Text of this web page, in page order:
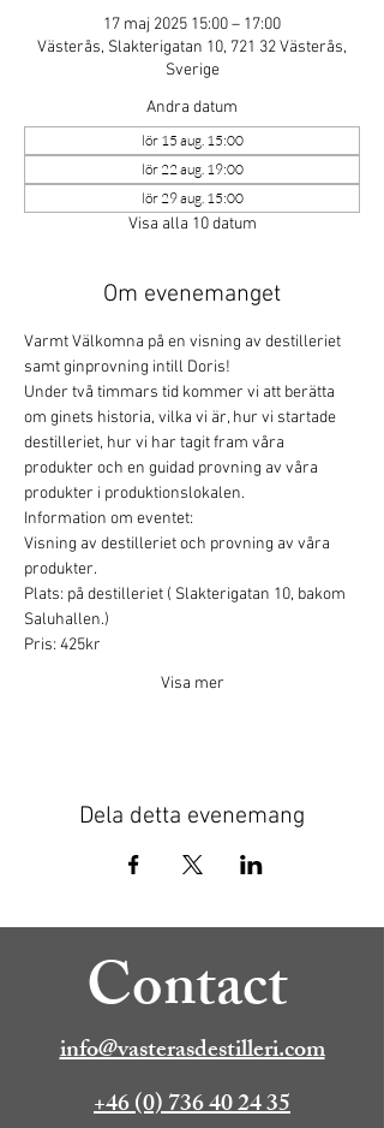
17 maj 2025 15:00 – 17:00
Västerås, Slakterigatan 10, 721 32 Västerås,
Sverige
Andra datum
lör 15 aug. 15:00
lör 22 aug. 19:00
lör 29 aug. 15:00
Visa alla 10 datum
Om evenemanget
Varmt Välkomna på en visning av destilleriet
samt ginprovning intill Doris!
Under två timmars tid kommer vi att berätta
om ginets historia, vilka vi är, hur vi startade
destilleriet, hur vi har tagit fram våra
produkter och en guidad provning av våra
produkter i produktionslokalen.
Information om eventet:
Visning av destilleriet och provning av våra
produkter.
Plats: på destilleriet ( Slakterigatan 10, bakom
Saluhallen.)
Pris: 425kr
Visa mer
Dela detta evenemang
Contact
info@vasterasdestilleri.com
+46 (0) 736 40 24 35